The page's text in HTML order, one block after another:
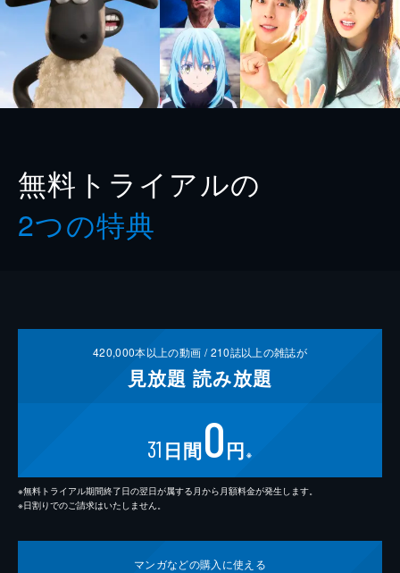
無料トライアルの
2つの特典
420,000本以上の動画 /210誌以上の雑誌が
見放題 読み放題
31 日間0円 ※
※無料トライアル期間終了日の翌日が属する月から月額料金が発生します。
※日割りでのご請求はいたしません。
マンガなどの購入に使える